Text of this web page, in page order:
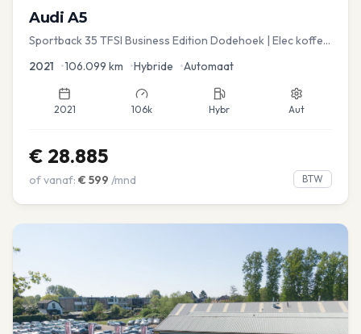
Audi A5
Sportback 35 TFSI Business Edition Dodehoek | Elec koffer
2021 •106.099 km •Hybride •Automaat
2021 106k Hybr Aut
€ 28.885
of vanaf: € 599 /mnd BTW